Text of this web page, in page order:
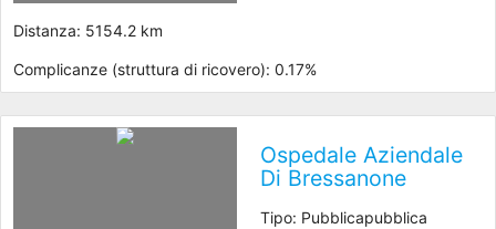
Distanza: 5154.2 km
Complicanze (struttura di ricovero): 0.17%
Ospedale Aziendale
Di Bressanone
Tipo: Pubblicapubblica